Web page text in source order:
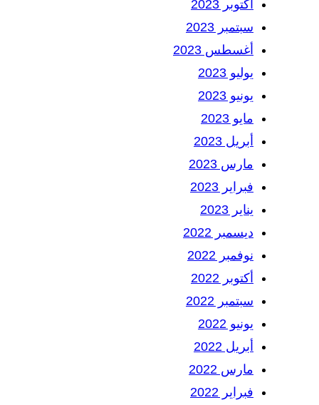
أكتوبر 2023
سبتمبر 2023
أغسطس 2023
يوليو 2023
يونيو 2023
مايو 2023
أبريل 2023
مارس 2023
فبراير 2023
يناير 2023
ديسمبر 2022
نوفمبر 2022
أكتوبر 2022
سبتمبر 2022
يونيو 2022
أبريل 2022
مارس 2022
فبراير 2022